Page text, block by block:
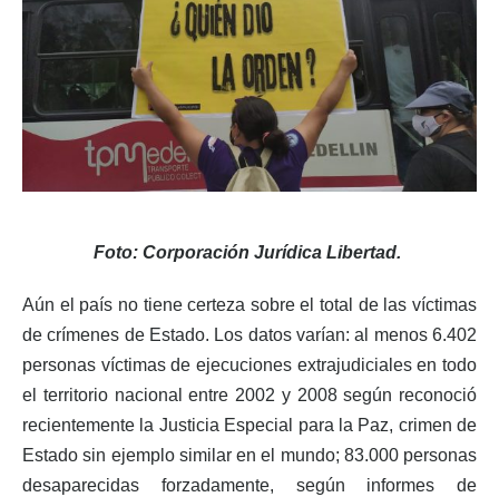
Foto: Corporación Jurídica Libertad.
Aún el país no tiene certeza sobre el total de las víctimas
de crímenes de Estado. Los datos varían: al menos 6.402
personas víctimas de ejecuciones extrajudiciales en todo
el territorio nacional entre 2002 y 2008 según reconoció
recientemente la Justicia Especial para la Paz, crimen de
Estado sin ejemplo similar en el mundo; 83.000 personas
desaparecidas forzadamente, según informes de